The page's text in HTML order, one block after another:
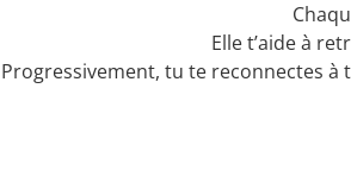
Elle t’aide à
Progressivement, tu te reconnectes à